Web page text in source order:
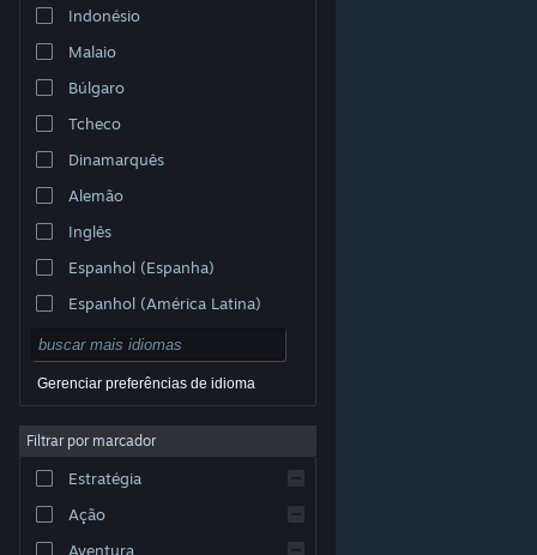
© Valve Corporation. Todos os direitos reservados.
respectivos donos nos EUA e em outros países.
Acessibilidade
Reembolsos|Cookies
Indonésio
Malaio
Búlgaro
Tcheco
Dinamarquês
Alemão
Inglês
Espanhol (Espanha)
Espanhol (América Latina)
Gerenciar preferências de idioma
Filtrar por marcador
Estratégia
Ação
Aventura